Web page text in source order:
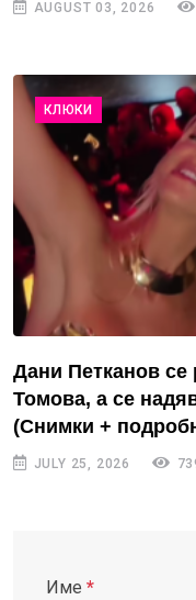
AUGUST 03, 2026
КЛЮКИ
Дани Петканов се
Томова, а се
(Снимки +
JULY 25, 2026
Име *